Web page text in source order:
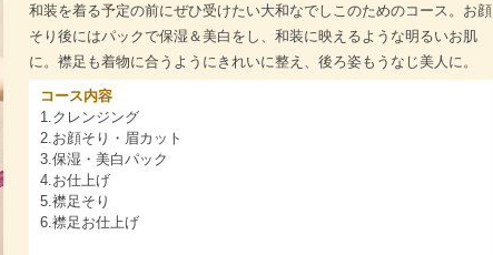
和装を着る予定の前にぜひ受けたい大和なでしこのためのコース。お顔
そり後にはパックで保湿＆美白をし、和装に映えるような明るいお肌
に。襟足も着物に合うようにきれいに整え、後ろ姿もうなじ美人に。
コース内容
1.クレンジング
2.お顔そり・眉カット
3.保湿・美白パック
4.お仕上げ
5.襟足そり
6.襟足お仕上げ